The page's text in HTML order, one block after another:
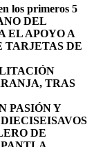
los primeros 5
DEL
EL APOYO A
TARJETAS DE
TRAS
PASIÓN Y
DE